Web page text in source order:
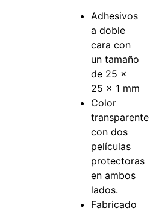
Adhesivos
a doble
cara con
un tamaño
de 25 x
25 x 1 mm
Color
transparente
con dos
películas
protectoras
en ambos
lados.
Fabricado